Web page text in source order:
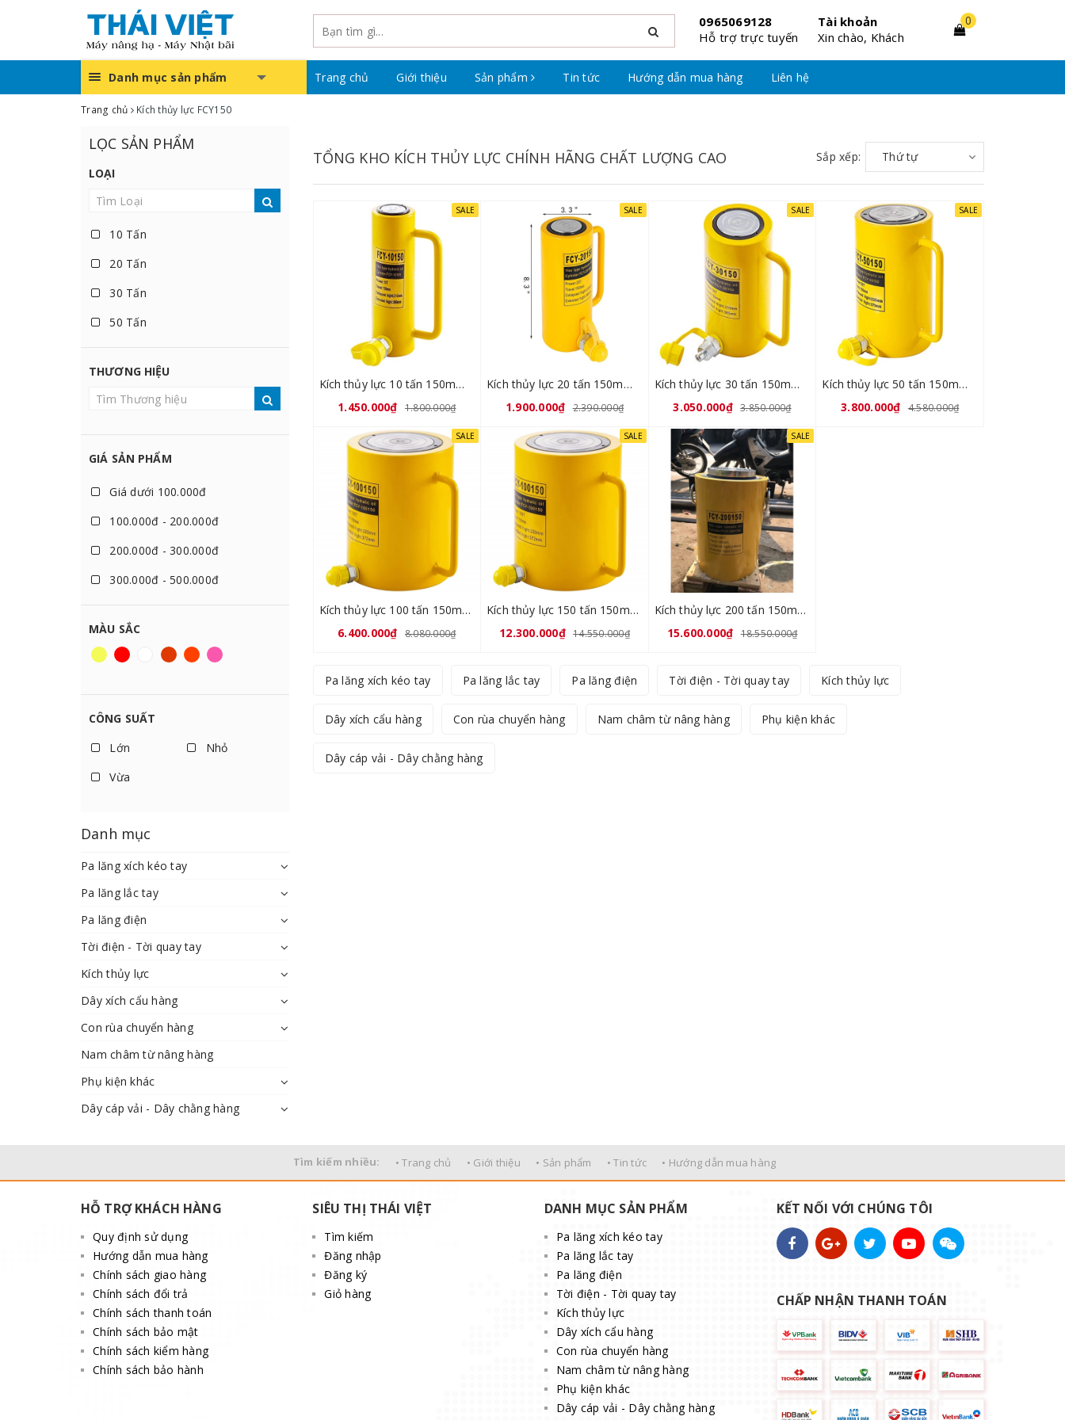
0965069128
Hỗ trợ trực tuyến
Tài khoản
Xin chào, Khách
0
Danh mục sản phẩm Trang chủ Giới thiệu Sản phẩm Tin tức Hướng dẫn mua hàng Liên hệ
Trang chủ Kích thủy lực FCY150
LỌC SẢN PHẨM
LOẠI
10 Tấn
20 Tấn
30 Tấn
50 Tấn
150 Tấn
THƯƠNG HIỆU
GIÁ SẢN PHẨM
Giá dưới 100.000đ
100.000đ - 200.000đ
200.000đ - 300.000đ
300.000đ - 500.000đ
1.000.000đ - 2.000.000đ
2.000.000đ - 3.000.000đ
Giá trên 5.000.000đ
MÀU SẮC
CÔNG SUẤT
Lớn
Nhỏ
Vừa
Danh mục
Pa lăng xích kéo tay
Pa lăng lắc tay
Pa lăng điện
Tời điện - Tời quay tay
Kích thủy lực
Dây xích cẩu hàng
Con rùa chuyển hàng
Nam châm từ nâng hàng
Phụ kiện khác
Dây cáp vải - Dây chằng hàng
TỔNG KHO KÍCH THỦY LỰC CHÍNH HÃNG CHẤT LƯỢNG CAO Sắp xếp: Thứ tự
SALE
Kích thủy lực 10 tấn 150mm FCY-10150
1.450.000₫ 1.800.000₫
SALE
Kích thủy lực 20 tấn 150mm FCY-20150
1.900.000₫ 2.390.000₫
SALE
Kích thủy lực 30 tấn 150mm FCY-30150
3.050.000₫ 3.850.000₫
SALE
Kích thủy lực 50 tấn 150mm FCY-50150
3.800.000₫ 4.580.000₫
SALE
Kích thủy lực 100 tấn 150mm FCY-100150
6.400.000₫ 8.080.000₫
SALE
Kích thủy lực 150 tấn 150mm FCY-150150
12.300.000₫ 14.550.000₫
SALE
Kích thủy lực 200 tấn 150mm FCY-200150
15.600.000₫ 18.550.000₫
Pa lăng xích kéo tay Pa lăng lắc tay Pa lăng điện Tời điện - Tời quay tay Kích thủy lực
Dây xích cẩu hàng Con rùa chuyển hàng Nam châm từ nâng hàng Phụ kiện khác
Dây cáp vải - Dây chằng hàng
Tìm kiếm nhiều: • Trang chủ • Giới thiệu • Sản phẩm • Tin tức • Hướng dẫn mua hàng
HỖ TRỢ KHÁCH HÀNG
Quy định sử dụng
Hướng dẫn mua hàng
Chính sách giao hàng
Chính sách đổi trả
Chính sách thanh toán
Chính sách bảo mật
Chính sách kiểm hàng
Chính sách bảo hành
SIÊU THỊ THÁI VIỆT
Tìm kiếm
Đăng nhập
Đăng ký
Giỏ hàng
DANH MỤC SẢN PHẨM
Pa lăng xích kéo tay
Pa lăng lắc tay
Pa lăng điện
Tời điện - Tời quay tay
Kích thủy lực
Dây xích cẩu hàng
Con rùa chuyển hàng
Nam châm từ nâng hàng
Phụ kiện khác
Dây cáp vải - Dây chằng hàng
KẾT NỐI VỚI CHÚNG TÔI
CHẤP NHẬN THANH TOÁN